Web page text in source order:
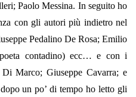
Paolo Messina. In seguito ho
con gli autori più indietro nel
Pedalino De Rosa; Emilio
contadino) ecc… e con i
Marco; Giuseppe Cavarra; e
un po’ di tempo ho letto gli